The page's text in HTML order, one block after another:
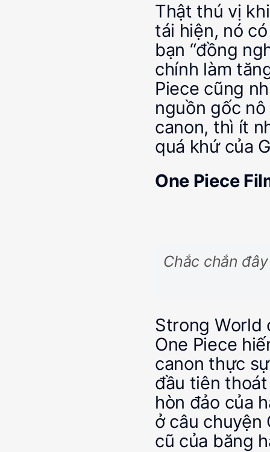
Thật thú vị
tái hiện, nó
bạn “đồng
chính làm
Piece cũng
nguồn gốc
canon, thì ít
quá khứ của
One Piece
Chắc chắn
Strong World
One Piece
canon thực
đầu tiên
hòn đảo của
ở câu chuyện
cũ của băng